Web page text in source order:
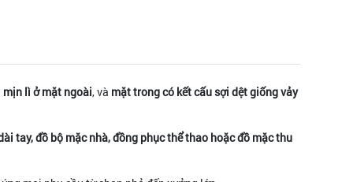
mịn lì ở mặt ngoài, và mặt trong có kết cấu sợi dệt giống vảy
tay, đồ bộ mặc nhà, đồng phục thể thao hoặc đồ mặc thu